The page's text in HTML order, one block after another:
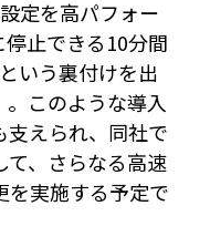
定を高パフォー
止できる10分間
いう裏付けを出
このような導入
えられ、同社で
て、さらなる高速
を実施する予定で